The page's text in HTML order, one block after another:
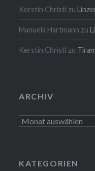
Kerstin Christl zu
Manuela Hartmann zu
Kerstin Christl zu
ARCHIV
Archiv
KATEGORIEN